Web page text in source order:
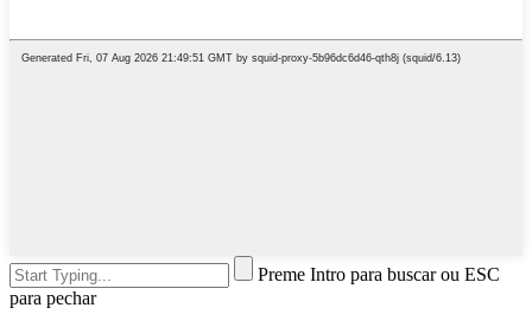
Preme Intro para buscar ou ESC
para pechar